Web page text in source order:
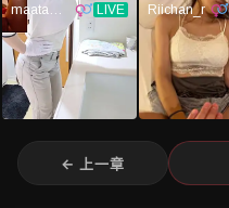
← 上一章